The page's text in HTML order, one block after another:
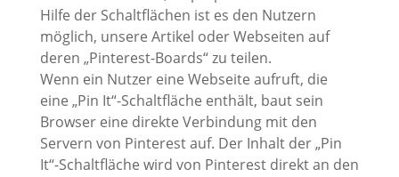
Hilfe der Schaltflächen ist es den Nutzern
möglich, unsere Artikel oder Webseiten auf
deren „Pinterest-Boards“ zu teilen.
Wenn ein Nutzer eine Webseite aufruft, die
eine „Pin It“-Schaltfläche enthält, baut sein
Browser eine direkte Verbindung mit den
Servern von Pinterest auf. Der Inhalt der „Pin
It“-Schaltfläche wird von Pinterest direkt an den